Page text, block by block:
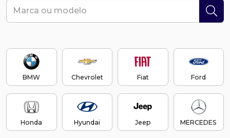
BMW Chevrolet Fiat Ford
Honda Hyundai Jeep MERCEDES